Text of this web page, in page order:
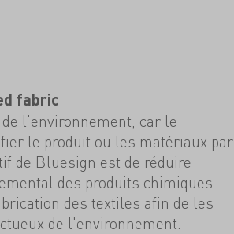
fabric
l'environnement, car le
le produit ou les matériaux par
de Bluesign est de réduire
des produits chimiques
des textiles afin de les
de l'environnement.